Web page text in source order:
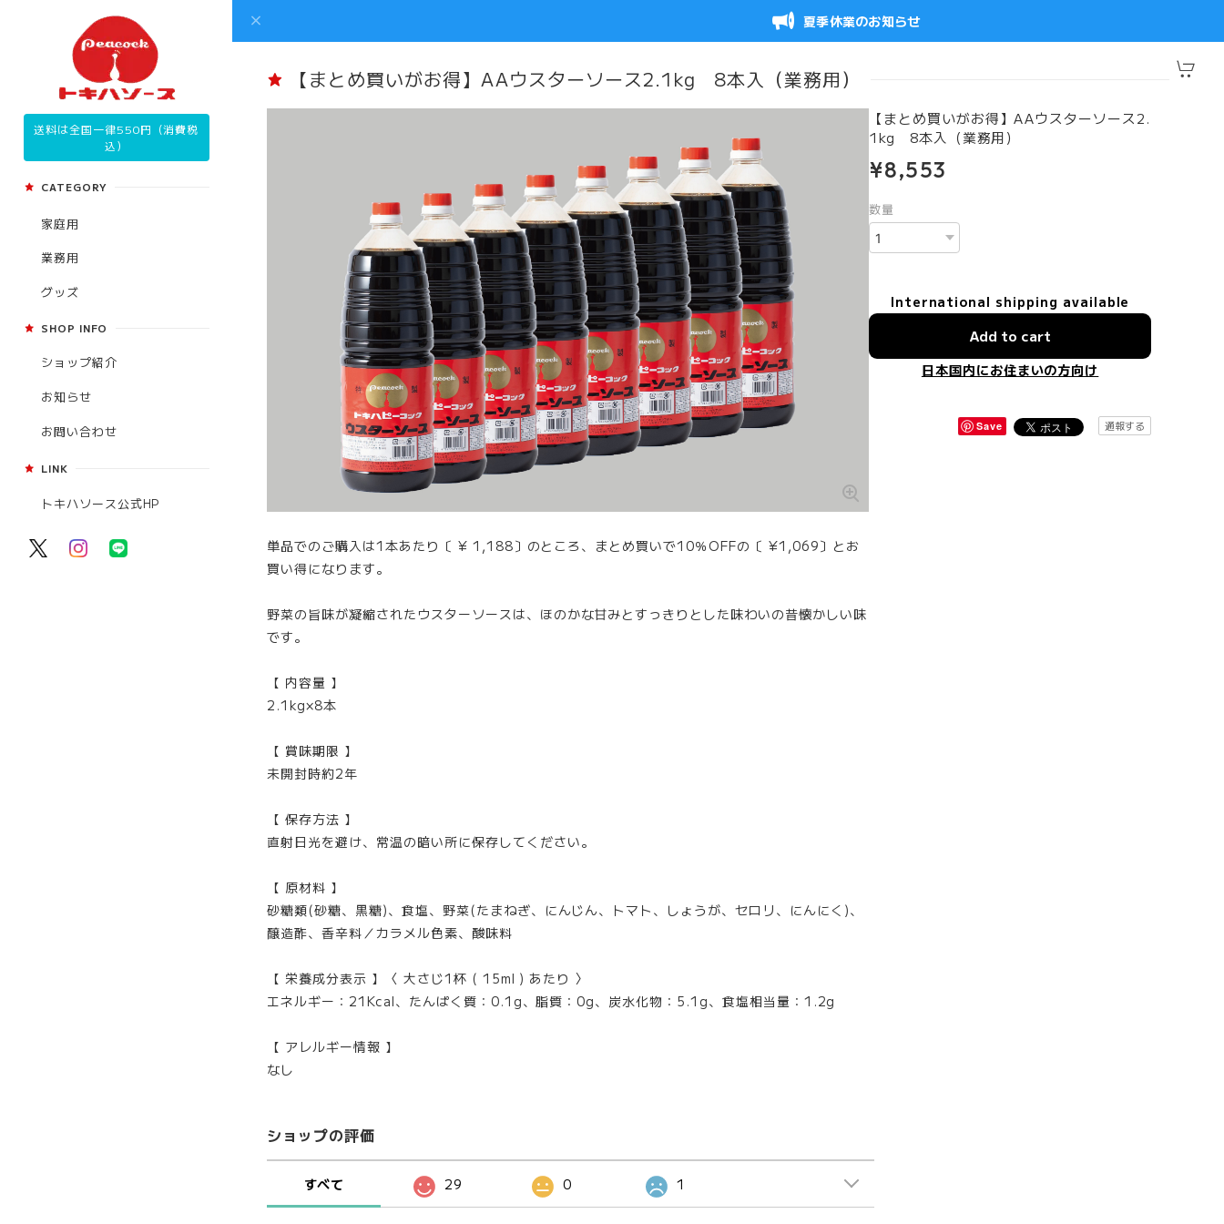
送料は全国一律550円（消費税
込）
CATEGORY
家庭用
業務用
グッズ
SHOP INFO
ショップ紹介
お知らせ
お問い合わせ
LINK
トキハソース公式HP
夏季休業のお知らせ
【まとめ買いがお得】AAウスターソース2.1kg 8本入（業務用）
単品でのご購入は1本あたり〔 ¥ 1,188〕のところ、まとめ買いで10％OFFの〔 ¥1,069〕とお
買い得になります。
野菜の旨味が凝縮されたウスターソースは、ほのかな甘みとすっきりとした味わいの昔懐かしい味
です。
【 内容量 】
2.1kg×8本
【 賞味期限 】
未開封時約2年
【 保存方法 】
直射日光を避け、常温の暗い所に保存してください。
【 原材料 】
砂糖類(砂糖、黒糖)、食塩、野菜(たまねぎ、にんじん、トマト、しょうが、セロリ、にんにく)、
醸造酢、香辛料／カラメル色素、酸味料
【 栄養成分表示 】〈 大さじ1杯 ( 15ml ) あたり 〉
エネルギー：21Kcal、たんぱく質：0.1g、脂質：0g、炭水化物：5.1g、食塩相当量：1.2g
【 アレルギー情報 】
なし
【まとめ買いがお得】AAウスターソース2.
1kg 8本入（業務用）
¥8,553
数量
International shipping available
Add to cart
日本国内にお住まいの方向け
Save 通報する
ショップの評価
すべて 29 0 1